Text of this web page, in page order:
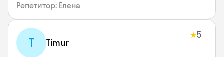
Репетитор: Елена
T Timur
★5